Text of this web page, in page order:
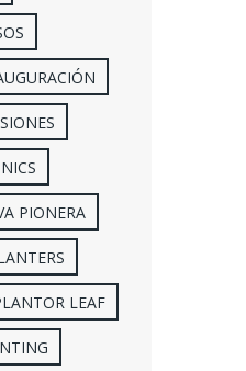
PIONERA
LEAF